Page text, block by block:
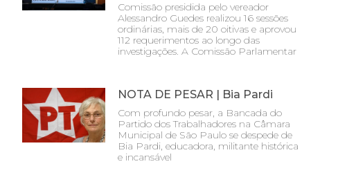
Comissão presidida pelo vereador
Alessandro Guedes realizou 16 sessões
ordinárias, mais de 20 oitivas e aprovou
112 requerimentos ao longo das
investigações. A Comissão Parlamentar
NOTA DE PESAR | Bia Pardi
Com profundo pesar, a Bancada do
Partido dos Trabalhadores na Câmara
Municipal de São Paulo se despede de
Bia Pardi, educadora, militante histórica
e incansável